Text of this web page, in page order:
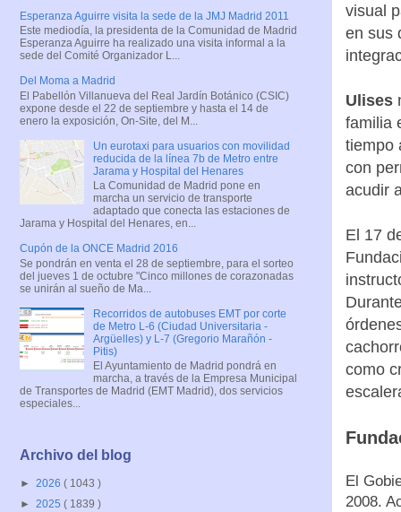
visual
en sus
Ulises
familia
tiempo
con
acudir
El 17
como
El
2008.
Esperanza Aguirre visita la sede de la JMJ Madrid 2011
Este mediodía, la presidenta de la Comunidad de Madrid
Esperanza Aguirre ha realizado una visita informal a la
sede del Comité Organizador L...
Del Moma a Madrid
El Pabellón Villanueva del Real Jardín Botánico (CSIC)
expone desde el 22 de septiembre y hasta el 14 de
enero la exposición, On-Site, del M...
Un eurotaxi para usuarios con movilidad
reducida de la línea 7b de Metro entre
Jarama y Hospital del Henares
La Comunidad de Madrid pone en
marcha un servicio de transporte
adaptado que conecta las estaciones de
Jarama y Hospital del Henares, en...
Cupón de la ONCE Madrid 2016
Se pondrán en venta el 28 de septiembre, para el sorteo
del jueves 1 de octubre "Cinco millones de corazonadas
se unirán al sueño de Ma...
Recorridos de autobuses EMT por corte
de Metro L-6 (Ciudad Universitaria -
Argüelles) y L-7 (Gregorio Marañón -
Pitis)
El Ayuntamiento de Madrid pondrá en
marcha, a través de la Empresa Municipal
de Transportes de Madrid (EMT Madrid), dos servicios
especiales...
Archivo del blog
► 2026 ( 1043 )
► 2025 ( 1839 )